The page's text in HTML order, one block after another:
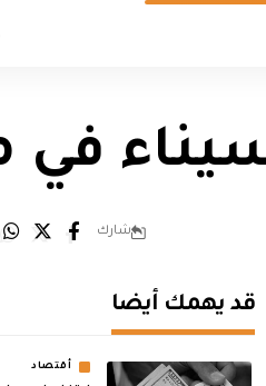
شارك
قد يهمك أيضا
أقتصاد